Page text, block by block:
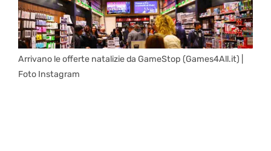
Arrivano le offerte natalizie da GameStop (Games4All.it) |
Foto Instagram